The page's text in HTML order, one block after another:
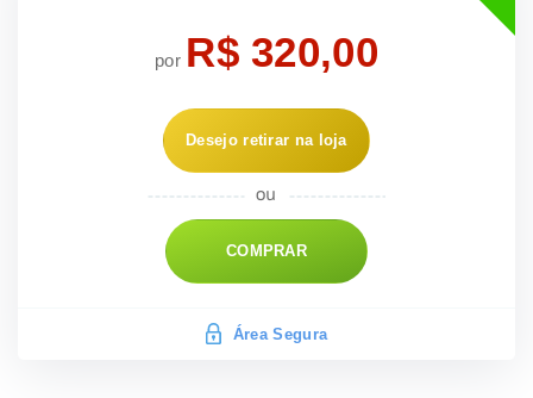
por R$ 320,00
Desejo retirar na loja
COMPRAR
Área Segura